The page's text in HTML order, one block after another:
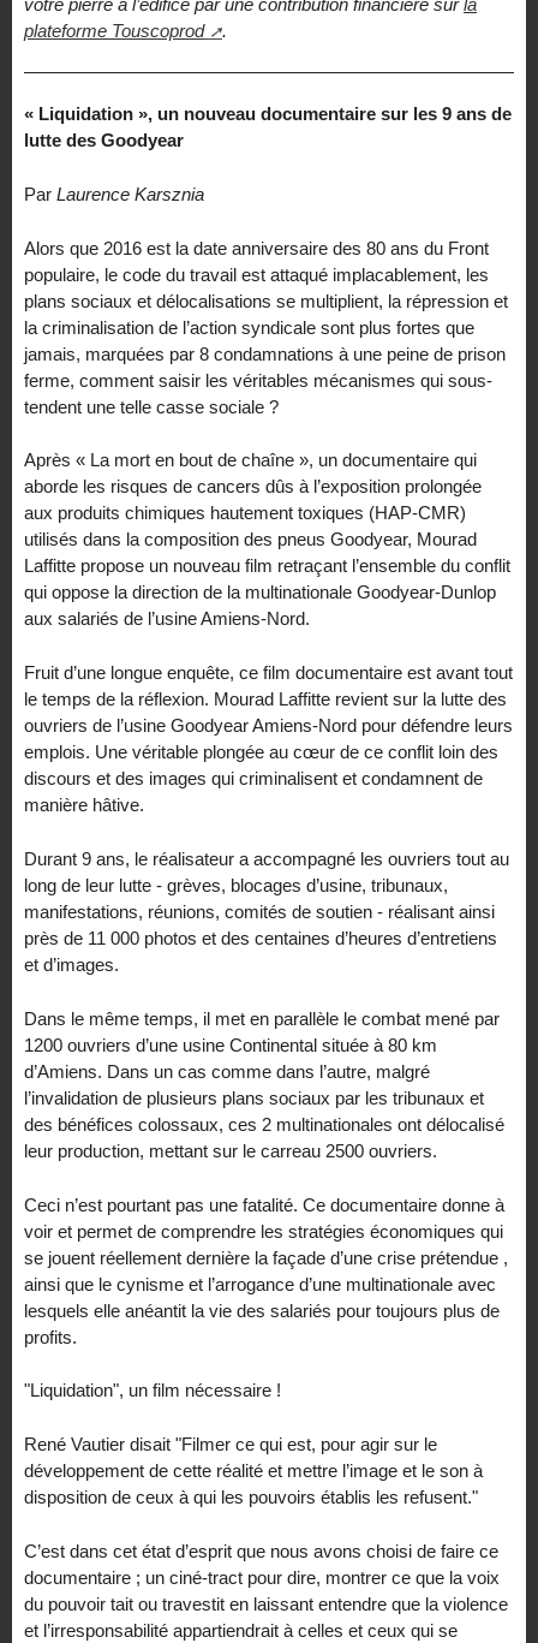
votre pierre à l’édifice par une contribution financière surla
plateforme Touscoprod
.
« Liquidation », un nouveau documentaire sur les 9 ans de
lutte des Goodyear
Par Laurence Karsznia
Alors que 2016 est la date anniversaire des 80 ans du Front
populaire, le code du travail est attaqué implacablement, les
plans sociaux et délocalisations se multiplient, la répression et
la criminalisation de l’action syndicale sont plus fortes que
jamais, marquées par 8 condamnations à une peine de prison
ferme, comment saisir les véritables mécanismes qui sous-
tendent une telle casse sociale ?
Après « La mort en bout de chaîne », un documentaire qui
aborde les risques de cancers dûs à l’exposition prolongée
aux produits chimiques hautement toxiques (HAP-CMR)
utilisés dans la composition des pneus Goodyear, Mourad
Laffitte propose un nouveau film retraçant l’ensemble du conflit
qui oppose la direction de la multinationale Goodyear-Dunlop
aux salariés de l’usine Amiens-Nord.
Fruit d’une longue enquête, ce film documentaire est avant tout
le temps de la réflexion. Mourad Laffitte revient sur la lutte des
ouvriers de l’usine Goodyear Amiens-Nord pour défendre leurs
emplois. Une véritable plongée au cœur de ce conflit loin des
discours et des images qui criminalisent et condamnent de
manière hâtive.
Durant 9 ans, le réalisateur a accompagné les ouvriers tout au
long de leur lutte - grèves, blocages d’usine, tribunaux,
manifestations, réunions, comités de soutien - réalisant ainsi
près de 11 000 photos et des centaines d’heures d’entretiens
et d’images.
Dans le même temps, il met en parallèle le combat mené par
1200 ouvriers d’une usine Continental située à 80 km
d’Amiens. Dans un cas comme dans l’autre, malgré
l’invalidation de plusieurs plans sociaux par les tribunaux et
des bénéfices colossaux, ces 2 multinationales ont délocalisé
leur production, mettant sur le carreau 2500 ouvriers.
Ceci n’est pourtant pas une fatalité. Ce documentaire donne à
voir et permet de comprendre les stratégies économiques qui
se jouent réellement dernière la façade d’une crise prétendue ,
ainsi que le cynisme et l’arrogance d’une multinationale avec
lesquels elle anéantit la vie des salariés pour toujours plus de
profits.
"Liquidation", un film nécessaire !
René Vautier disait "Filmer ce qui est, pour agir sur le
développement de cette réalité et mettre l’image et le son à
disposition de ceux à qui les pouvoirs établis les refusent."
C’est dans cet état d’esprit que nous avons choisi de faire ce
documentaire ; un ciné-tract pour dire, montrer ce que la voix
du pouvoir tait ou travestit en laissant entendre que la violence
et l’irresponsabilité appartiendrait à celles et ceux qui se